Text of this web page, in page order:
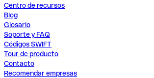
Centro de recursos
Blog
Glosario
Soporte y FAQ
Códigos SWIFT
Tour de producto
Contacto
Recomendar empresas